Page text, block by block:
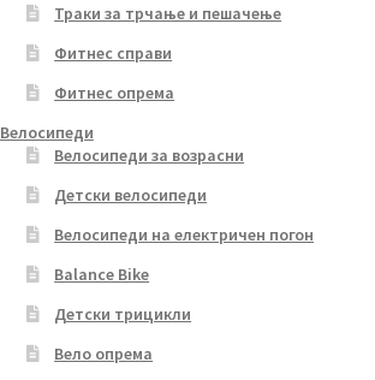
Траки за трчање и пешачење
Фитнес справи
Фитнес опрема
Велосипеди
Велосипеди за возрасни
Детски велосипеди
Велосипеди на електричен погон
Balance Bike
Детски трицикли
Вело опрема